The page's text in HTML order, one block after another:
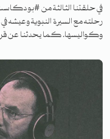
في حلقتنا الثالثة من
رحلته مع السيرة النبوية
وكواليسها. كما يحدثنا عن